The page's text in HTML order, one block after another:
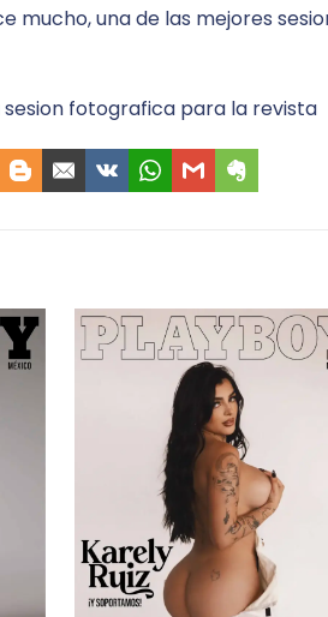
mucho, una de las mejores
sesion fotografica para la revista